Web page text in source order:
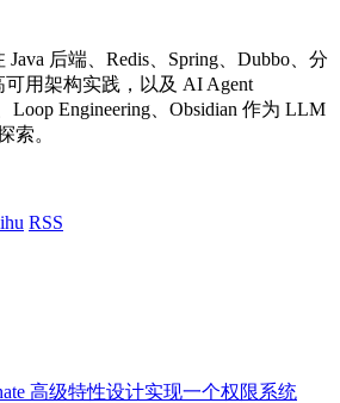
后端、Redis、Spring、Dubbo、分
用架构实践，以及 AI Agent
Loop Engineering、Obsidian 作为 LLM
索。
RSS
高级特性设计实现一个权限系统